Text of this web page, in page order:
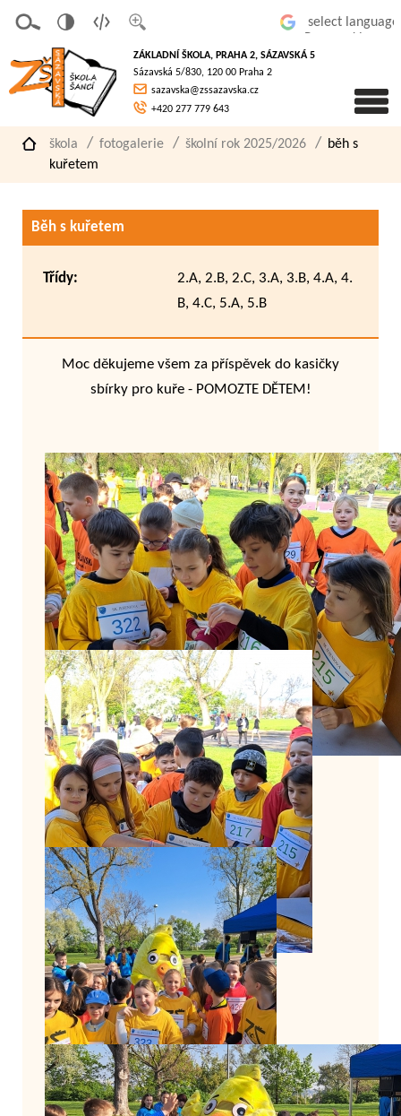
písmo
á
verze
pro
slaboz
raké
ZÁKLADNÍ ŠKOLA, PRAHA 2, SÁZAVSKÁ 5
Sázavská 5/830, 120 00 Praha 2
sazavska@zssazavska.cz
+420 277 779 643
škola fotogalerie školní rok 2025/2026
běh s
kuřetem
Běh s kuřetem
Třídy:
2.A, 2.B, 2.C, 3.A, 3.B, 4.A, 4.
B, 4.C, 5.A, 5.B
Moc děkujeme všem za příspěvek do kasičky
sbírky pro kuře - POMOZTE DĚTEM!